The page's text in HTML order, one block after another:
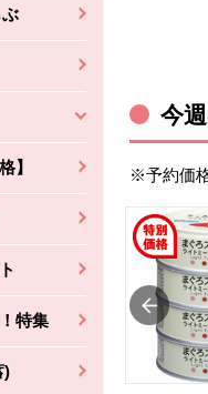
】
特集
)
今
※予約価